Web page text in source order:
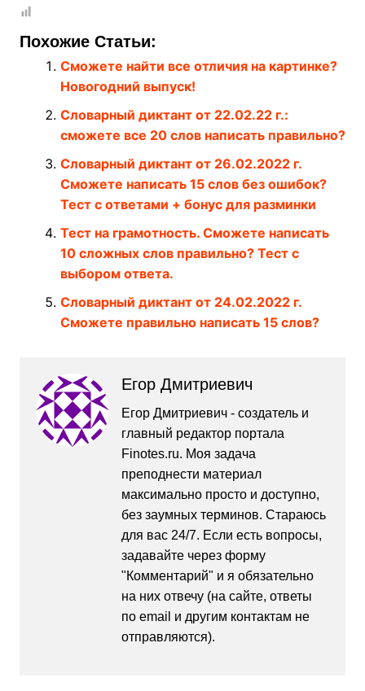
Похожие Статьи:
Сможете найти все отличия на картинке?
Новогодний выпуск!
Словарный диктант от 22.02.22 г.:
сможете все 20 слов написать правильно?
Словарный диктант от 26.02.2022 г.
Сможете написать 15 слов без ошибок?
Тест с ответами + бонус для разминки
Тест на грамотность. Сможете написать
10 сложных слов правильно? Тест с
выбором ответа.
Словарный диктант от 24.02.2022 г.
Сможете правильно написать 15 слов?
Егор Дмитриевич
Егор Дмитриевич - создатель и
главный редактор портала
Finotes.ru. Моя задача
преподнести материал
максимально просто и доступно,
без заумных терминов. Стараюсь
для вас 24/7. Если есть вопросы,
задавайте через форму
"Комментарий" и я обязательно
на них отвечу (на сайте, ответы
по email и другим контактам не
отправляются).